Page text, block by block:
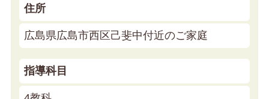
住所
広島県広島市西区己斐中付近のご家庭
指導科目